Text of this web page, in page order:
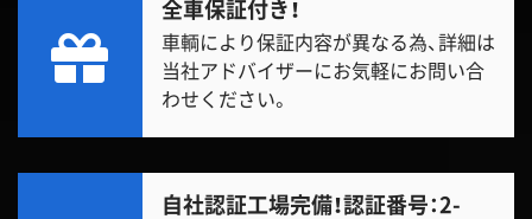
全車保証付き！
車輌により保証内容が異なる為、詳細は
当社アドバイザーにお気軽にお問い合
わせください。
自社認証工場完備！認証番号：2-